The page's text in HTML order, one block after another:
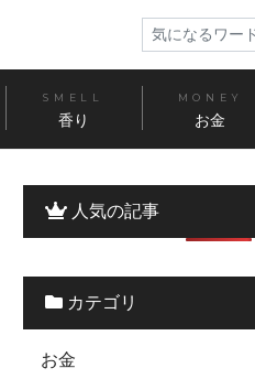
SMELL
香り
MONEY
お金
人気の記事
カテゴリ
お金